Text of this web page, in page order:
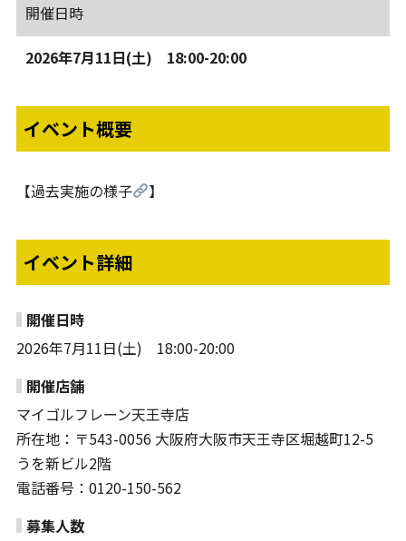
開催日時
2026年7月11日(土) 18:00-20:00
イベント概要
【過去実施の様子 】
イベント詳細
開催日時
2026年7月11日(土) 18:00-20:00
開催店舗
マイゴルフレーン天王寺店
所在地：〒543-0056 大阪府大阪市天王寺区堀越町12-5
うを新ビル2階
電話番号：0120-150-562
募集人数